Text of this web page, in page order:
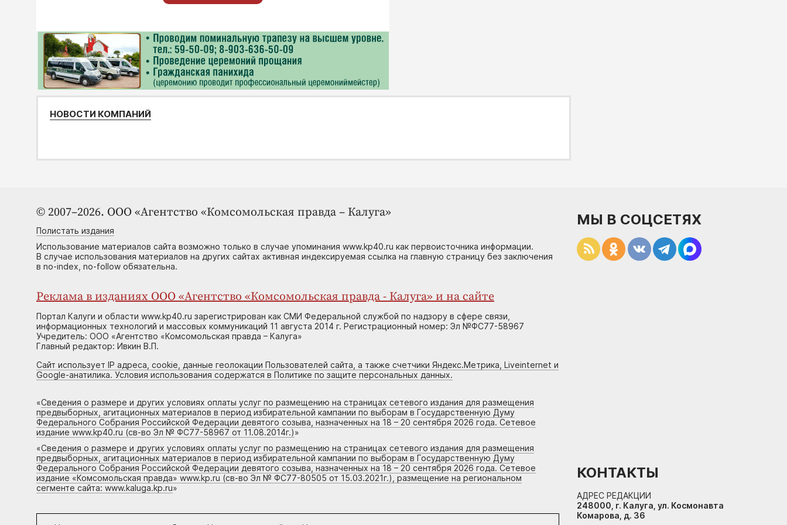
НОВОСТИ КОМПАНИЙ
© 2007–2026. ООО «Агентство «Комсомольская правда – Калуга»
Полистать издания
Использование материалов сайта возможно только в случае упоминания www.kp40.ru как первоисточника информации.
В случае использования материалов на других сайтах активная индексируемая ссылка на главную страницу без заключения
в no-index, no-follow обязательна.
Реклама в изданиях ООО «Агентство «Комсомольская правда - Калуга» и на сайте
Портал Калуги и области www.kp40.ru зарегистрирован как СМИ Федеральной службой по надзору в сфере связи,
информационных технологий и массовых коммуникаций 11 августа 2014 г. Регистрационный номер: Эл №ФС77-58967
Учредитель: ООО «Агентство «Комсомольская правда – Калуга»
Главный редактор: Ивкин В.П.
Сайт использует IP адреса, cookie, данные геолокации Пользователей сайта, а также счетчики Яндекс.Метрика, Liveinternet и
Google-анатилика. Условия использования содержатся в Политике по защите персональных данных.
«Сведения о размере и других условиях оплаты услуг по размещению на страницах сетевого издания для размещения
предвыборных, агитационных материалов в период избирательной кампании по выборам в Государственную Думу
Федерального Собрания Российской Федерации девятого созыва, назначенных на 18 – 20 сентября 2026 года. Сетевое
издание www.kp40.ru (св-во Эл № ФС77-58967 от 11.08.2014г.)»
«Сведения о размере и других условиях оплаты услуг по размещению на страницах сетевого издания для размещения
предвыборных, агитационных материалов в период избирательной кампании по выборам в Государственную Думу
Федерального Собрания Российской Федерации девятого созыва, назначенных на 18 – 20 сентября 2026 года. Сетевое
издание «Комсомольская правда» www.kp.ru (св-во Эл № ФС77-80505 от 15.03.2021г.), размещение на региональном
сегменте сайта: www.kaluga.kp.ru»
МЫ В СОЦСЕТЯХ
КОНТАКТЫ
АДРЕС РЕДАКЦИИ
248000, г. Калуга, ул. Космонавта
Комарова, д. 36